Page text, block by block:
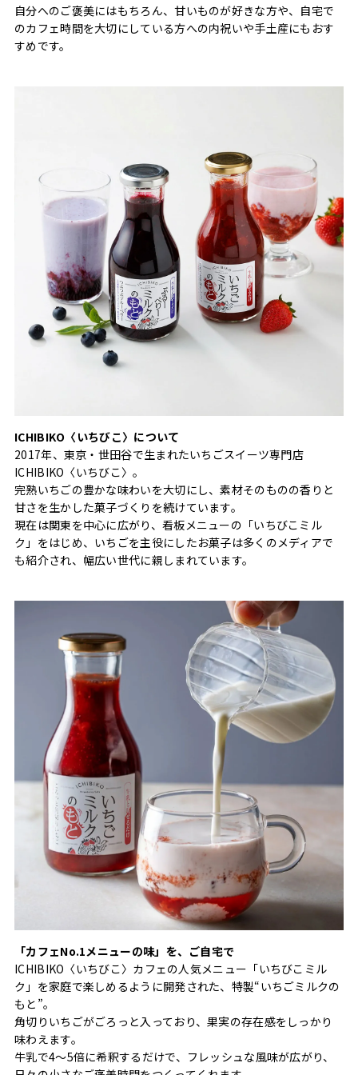
自分へのご褒美にはもちろん、甘いものが好きな方や、自宅で
のカフェ時間を大切にしている方への内祝いや手土産にもおす
すめです。
ICHIBIKO〈いちびこ〉について
2017年、東京・世田谷で生まれたいちごスイーツ専門店
ICHIBIKO〈いちびこ〉。
完熟いちごの豊かな味わいを大切にし、素材そのものの香りと
甘さを生かした菓子づくりを続けています。
現在は関東を中心に広がり、看板メニューの「いちびこミル
ク」をはじめ、いちごを主役にしたお菓子は多くのメディアで
も紹介され、幅広い世代に親しまれています。
「カフェNo.1メニューの味」を、ご自宅で
ICHIBIKO〈いちびこ〉カフェの人気メニュー「いちびこミル
ク」を家庭で楽しめるように開発された、特製“いちごミルクの
もと”。
角切りいちごがごろっと入っており、果実の存在感をしっかり
味わえます。
牛乳で4〜5倍に希釈するだけで、フレッシュな風味が広がり、